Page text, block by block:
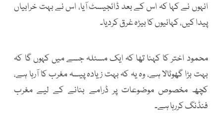
انہوں نے کہا کہ اس کے بعد ڈائجیسٹ آیا، اس نے بہت خرابیاں
پیدا کیں، کہانیوں کا بیڑہ غرق کردیا۔
محمود اختر کا کہنا تھا کہ ایک مسئلہ جسے میں کہوں گا کہ
بہت بڑا گھوٹالا ہے، وہ یہ کہ بہت زیادہ پیسہ مغرب کا آرہا ہے،
کچھ مخصوص موضوعات پر ڈرامے بنانے کے لیے مغرب
فنڈنگ کررہا ہے۔